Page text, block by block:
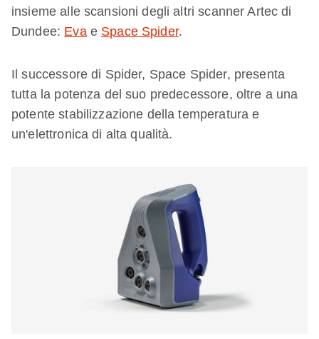
insieme alle scansioni degli altri scanner Artec di
Dundee: Evae Space Spider.
Il successore di Spider, Space Spider, presenta
tutta la potenza del suo predecessore, oltre a una
potente stabilizzazione della temperatura e
un'elettronica di alta qualità.